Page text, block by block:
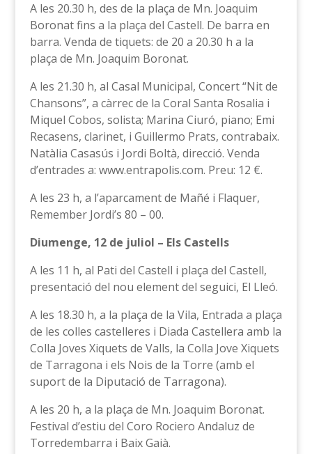
A les 20.30 h, des de la plaça de Mn. Joaquim
Boronat fins a la plaça del Castell. De barra en
barra. Venda de tiquets: de 20 a 20.30 h a la
plaça de Mn. Joaquim Boronat.
A les 21.30 h, al Casal Municipal, Concert “Nit de
Chansons”, a càrrec de la Coral Santa Rosalia i
Miquel Cobos, solista; Marina Ciuró, piano; Emi
Recasens, clarinet, i Guillermo Prats, contrabaix.
Natàlia Casasús i Jordi Boltà, direcció. Venda
d’entrades a: www.entrapolis.com. Preu: 12 €.
A les 23 h, a l’aparcament de Mañé i Flaquer,
Remember Jordi’s 80 – 00.
Diumenge, 12 de juliol – Els Castells
A les 11 h, al Pati del Castell i plaça del Castell,
presentació del nou element del seguici, El Lleó.
A les 18.30 h, a la plaça de la Vila, Entrada a plaça
de les colles castelleres i Diada Castellera amb la
Colla Joves Xiquets de Valls, la Colla Jove Xiquets
de Tarragona i els Nois de la Torre (amb el
suport de la Diputació de Tarragona).
A les 20 h, a la plaça de Mn. Joaquim Boronat.
Festival d’estiu del Coro Rociero Andaluz de
Torredembarra i Baix Gaià.